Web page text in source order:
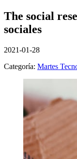
The social
sociales
2021-01-28
Categoría: Martes